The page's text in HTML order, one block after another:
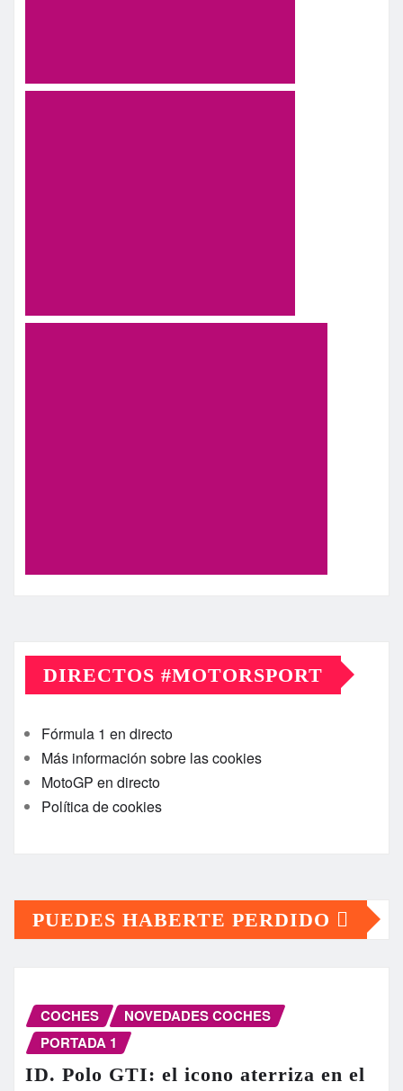
DIRECTOS #MOTORSPORT
Fórmula 1 en directo
Más información sobre las cookies
MotoGP en directo
Política de cookies
PUEDES HABERTE PERDIDO
COCHES
NOVEDADES COCHES
PORTADA 1
ID. Polo GTI: el icono aterriza en el